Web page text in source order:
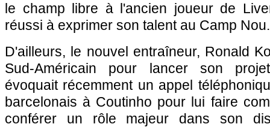
le champ libre à l'ancien joueur de
réussi à exprimer son talent au Camp Nou.
D'ailleurs, le nouvel entraîneur, Ronald
Sud-Américain pour lancer son
évoquait récemment un appel
barcelonais à Coutinho pour lui faire
conférer un rôle majeur dans son